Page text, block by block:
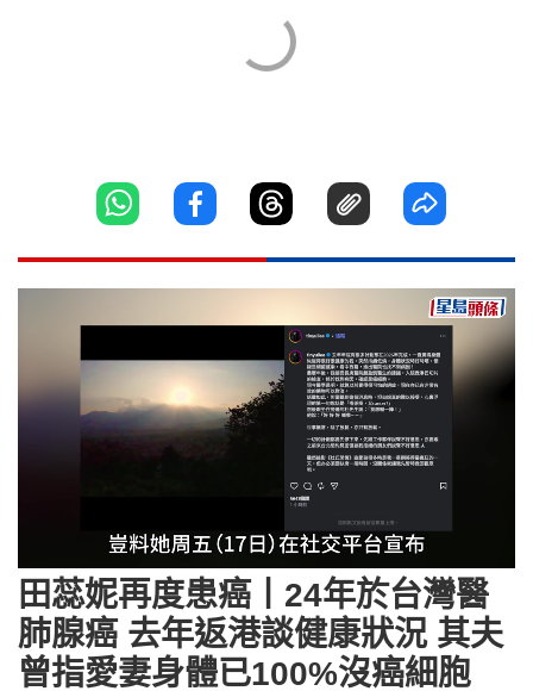
Unmute Loaded:
79.37%
田蕊妮再度患癌丨24年於台灣醫
肺腺癌 去年返港談健康狀況 其夫
曾指愛妻身體已100%沒癌細胞